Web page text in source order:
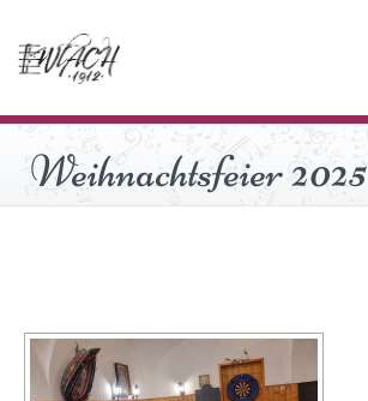
Weihnachtsfeier 2025